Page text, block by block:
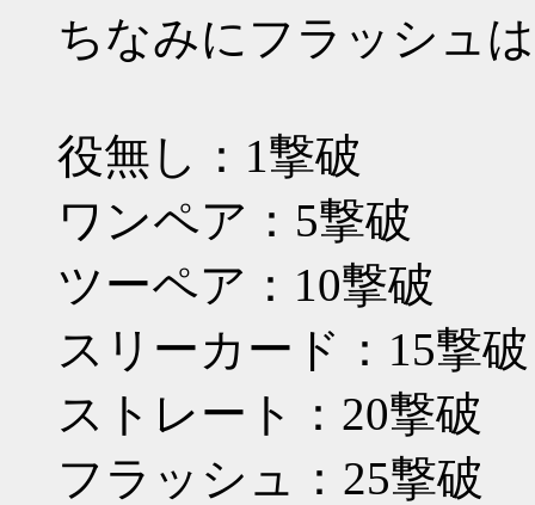
ちなみにフラッシュ
役無し：1撃破
ワンペア：5撃破
ツーペア：10撃破
スリーカード：15撃破
ストレート：20撃破
フラッシュ：25撃破